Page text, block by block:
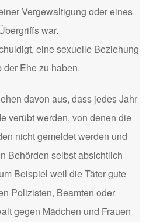
Vergewaltigung oder eines
war.
eine sexuelle Beziehung
der Ehe zu haben.
davon aus, dass jedes Jahr
verübt werden, von denen die
nicht gemeldet werden und
Behörden selbst absichtlich
Beispiel weil die Täter gute
Polizisten, Beamten oder
gegen Mädchen und Frauen